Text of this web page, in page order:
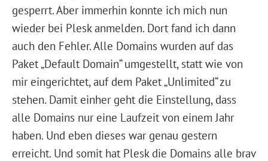
gesperrt. Aber immerhin konnte ich mich nun
wieder bei Plesk anmelden. Dort fand ich dann
auch den Fehler. Alle Domains wurden auf das
Paket „Default Domain“ umgestellt, statt wie von
mir eingerichtet, auf dem Paket „Unlimited“ zu
stehen. Damit einher geht die Einstellung, dass
alle Domains nur eine Laufzeit von einem Jahr
haben. Und eben dieses war genau gestern
erreicht. Und somit hat Plesk die Domains alle brav